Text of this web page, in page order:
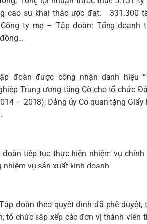
cao su khai thác ước đạt: 331.300
ty mẹ – Tập đoàn: Tổng
đoàn được công nhận danh hiệu
Trung ương tặng Cờ cho tổ chức
– 2018); Đảng ủy Cơ quan tặng
tiếp tục thực hiện nhiệm vụ
vụ sản xuất kinh doanh.
đoàn theo quyết định đã phê duyệt,
tổ chức sắp xếp các đơn vị thành viên